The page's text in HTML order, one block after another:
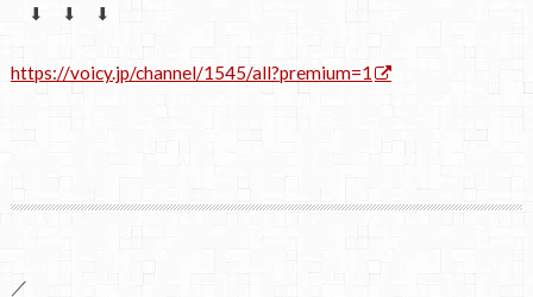
⬇ ⬇ ⬇
https://voicy.jp/channel/1545/all?premium=1
／